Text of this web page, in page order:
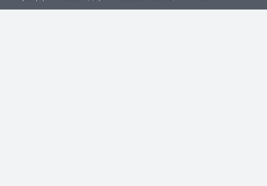
вы хотите поделиться отзывом и поставить